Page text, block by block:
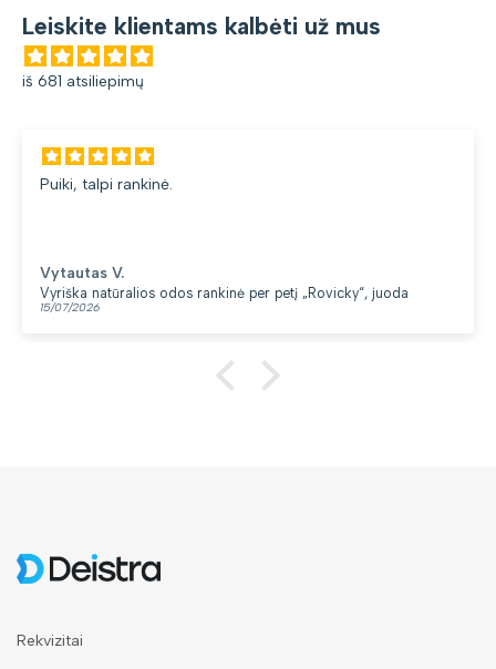
Leiskite klientams kalbėti už mus
iš 681 atsiliepimų
Puiki, talpi rankinė.
Vytautas V.
Vyriška natūralios odos rankinė per petį „Rovicky“, juoda
15/07/2026
Rekvizitai